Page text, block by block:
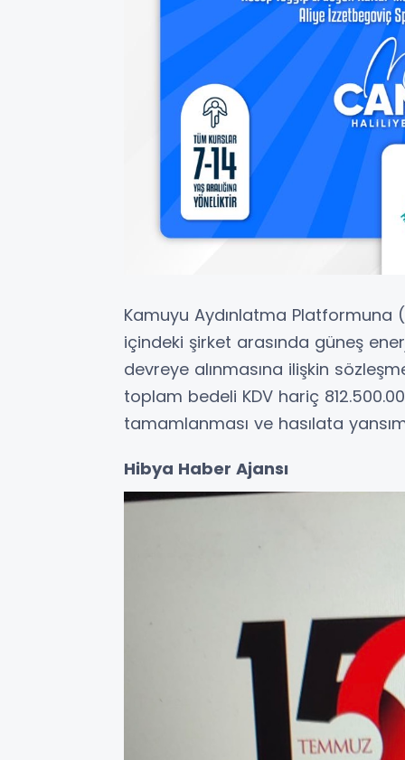
Kamuyu Aydınlatma Platformuna
içindeki şirket arasında güneş
devreye alınmasına ilişkin
toplam bedeli KDV hariç
tamamlanması ve hasılata
Hibya Haber Ajansı